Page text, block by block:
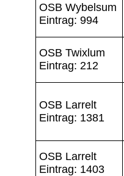
OSB Wybelsum
Eintrag: 994
OSB Twixlum
Eintrag: 212
OSB Larrelt
Eintrag: 1381
OSB Larrelt
Eintrag: 1403